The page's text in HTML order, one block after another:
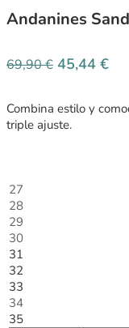
Andanines
69,90€ 45,44 €
Combina estilo y
triple ajuste.
27
28
29
30
31
32
33
34
35